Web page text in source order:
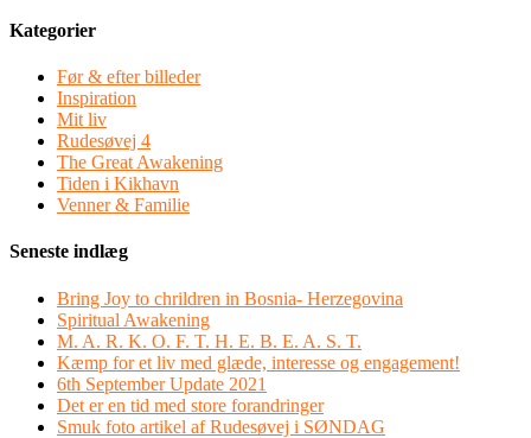
Kategorier
Før & efter billeder
Inspiration
Mit liv
Rudesøvej 4
The Great Awakening
Tiden i Kikhavn
Venner & Familie
Seneste indlæg
Bring Joy to chrildren in Bosnia- Herzegovina
Spiritual Awakening
M. A. R. K. O. F. T. H. E. B. E. A. S. T.
Kæmp for et liv med glæde, interesse og engagement!
6th September Update 2021
Det er en tid med store forandringer
Smuk foto artikel af Rudesøvej i SØNDAG